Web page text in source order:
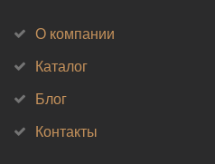
О компании
Каталог
Блог
Контакты